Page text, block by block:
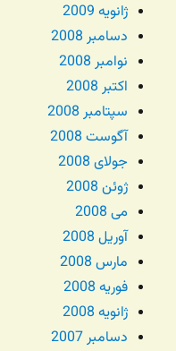
ژانویه 2009
دسامبر 2008
نوامبر 2008
اکتبر 2008
سپتامبر 2008
آگوست 2008
جولای 2008
ژوئن 2008
می 2008
آوریل 2008
مارس 2008
فوریه 2008
ژانویه 2008
دسامبر 2007